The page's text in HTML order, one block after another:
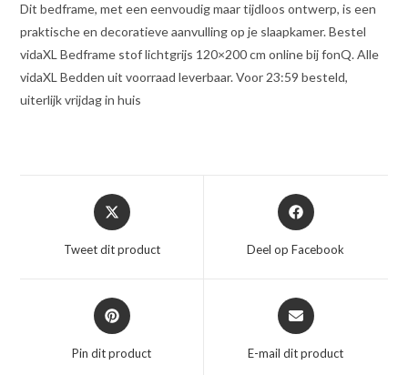
Dit bedframe, met een eenvoudig maar tijdloos ontwerp, is een
praktische en decoratieve aanvulling op je slaapkamer. Bestel
vidaXL Bedframe stof lichtgrijs 120×200 cm online bij fonQ. Alle
vidaXL Bedden uit voorraad leverbaar. Voor 23:59 besteld,
uiterlijk vrijdag in huis
Opent
in
nieuw
Tweet dit product
Opent
in
nieuw
Deel op Facebook
Opent
in
nieuw
Pin dit product
Opent
in
nieuw
E-mail dit product